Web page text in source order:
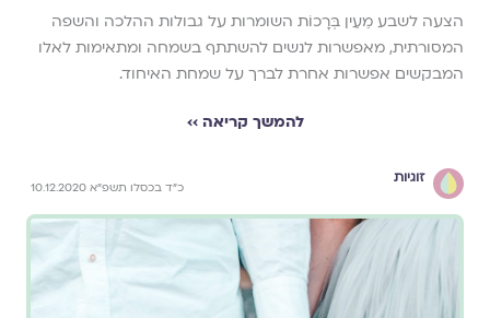
הצעה לשבע מֵעֵין בְּרָכוֹת השומרות על גבולות ההלכה והשפה
המסורתית, מאפשרות לנשים להשתתף בשמחה ומתאימות לאלו
המבקשים אפשרות אחרת לברך על שמחת האיחוד.
להמשך קריאה ››
זוגיות
כ"ד בכסלו תשפ"א 10.12.2020